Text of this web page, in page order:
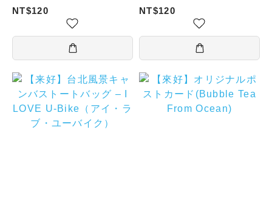
From Ocean)
NT$120
NT$120